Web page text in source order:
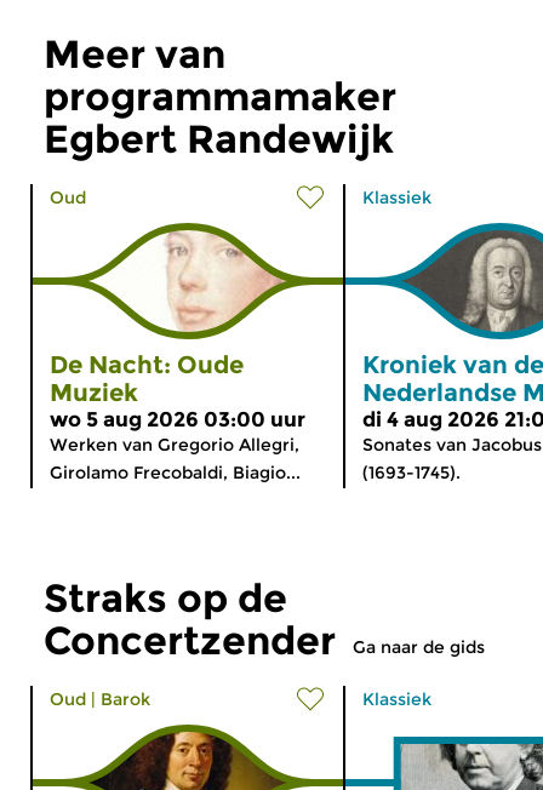
Meer van
programmamaker
Egbert Randewijk
Oud
De Nacht: Oude
Muziek
wo 5 aug 2026 03:00 uur
Werken van Gregorio Allegri,
Girolamo Frecobaldi, Biagio...
Klassiek
Kroniek van de
Nederlandse
di 4 aug 2026
Sonates van
(1693-1745).
Straks op de
Concertzender
Ga naar de gids
Oud | Barok Klassiek